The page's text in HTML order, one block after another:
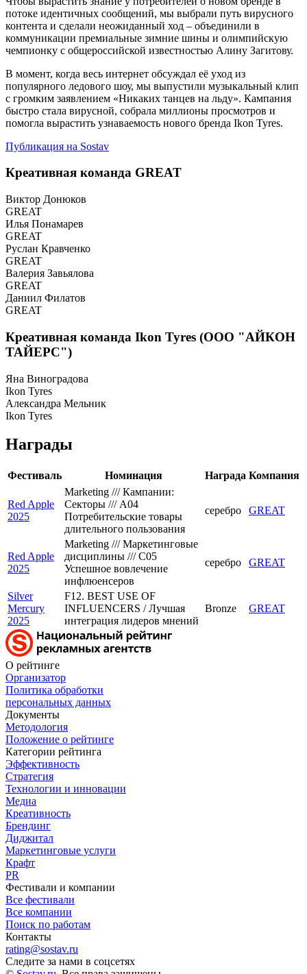
потоке идентичных сообщений, мы выбрали путь вирусного
контента и сделали неожиданный ход – объединили в
коммуникации премиальные зимние шины и олимпийскую
чемпионку с общероссийской известностью Алину Загитову.
В момент, когда весь интернет обсуждал её уход из
популярного ледового шоу, мы выпустили музыкальный клип
с громким заявлением «Никаких танцев на льду». Кампания
быстро стала вирусной, собрала миллионы просмотров и
помогла вырастить узнаваемость нового бренда Ikon Tyres.
Публикация на Sostav
Креативная команда GREAT
Виктор Донюков
GREAT
Илья Понамарев
GREAT
Руслан Кравченко
GREAT
Валерия Завьялова
GREAT
Даниил Филатов
GREAT
Креативная команда Ikon Tyres (ООО "АЙКОН
ТАЙЕРС")
Яна Виноградова
Ikon Tyres
Александра Мельник
Ikon Tyres
Награды
Фестиваль Номинация Награда Компания
Red Apple
2025
Marketing /// Кампании:
Секторы /// A04
Потребительские товары
длительного пользования
серебро GREAT
Red Apple
2025
Marketing /// Маркетинговые
дисциплины /// C05
Успешное вовлечение
инфлюенсеров
серебро GREAT
Silver
Mercury
2025
F12. BEST USE OF
INFLUENCERS / Лучшая
интеграция лидеров мнений
Bronze GREAT
О рейтинге
Организатор
Политика обработки
персональных данных
Документы
Методология
Положение о рейтинге
Категории рейтинга
Эффективность
Стратегия
Технологии и инновации
Медиа
Креативность
Брендинг
Диджитал
Маркетинговые услуги
Крафт
PR
Фестивали и компании
Все фестивали
Все компании
Поиск по работам
Контакты
rating@sostav.ru
Следите за нами в соцсетях